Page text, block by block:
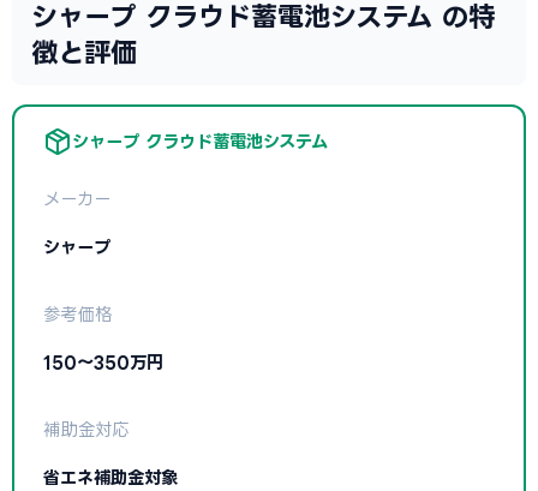
シャープ クラウド蓄電池システム の特
徴と評価
シャープ クラウド蓄電池システム
メーカー
シャープ
参考価格
150〜350万円
補助金対応
省エネ補助金対象